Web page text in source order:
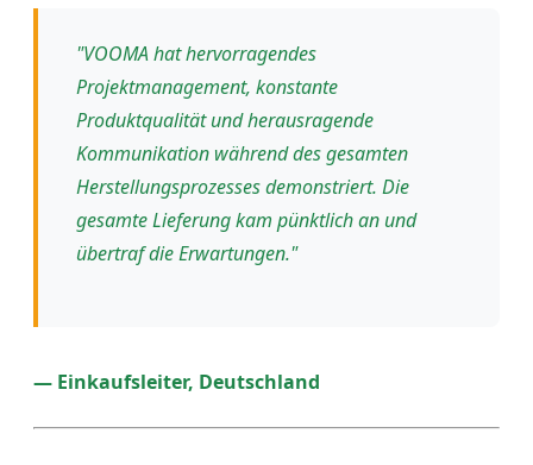
"VOOMA hat hervorragendes
Projektmanagement, konstante
Produktqualität und herausragende
Kommunikation während des gesamten
Herstellungsprozesses demonstriert. Die
gesamte Lieferung kam pünktlich an und
übertraf die Erwartungen."
— Einkaufsleiter, Deutschland